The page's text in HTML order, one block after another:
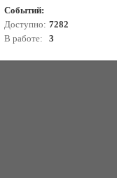
Событий:
Доступно: 7282
В работе:
3